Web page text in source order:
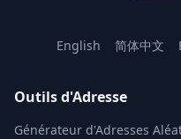
English 简体中文
Outils d'Adresse
Générateur d'Adresses